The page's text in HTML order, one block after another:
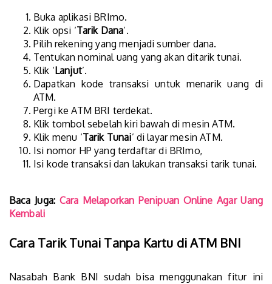
Buka aplikasi BRImo.
Klik opsi ‘Tarik Dana’.
Pilih rekening yang menjadi sumber dana.
Tentukan nominal uang yang akan ditarik tunai.
Klik ‘Lanjut’.
Dapatkan kode transaksi untuk menarik uang di
ATM.
Pergi ke ATM BRI terdekat.
Klik tombol sebelah kiri bawah di mesin ATM.
Klik menu ‘Tarik Tunai’ di layar mesin ATM.
Isi nomor HP yang terdaftar di BRImo,
Isi kode transaksi dan lakukan transaksi tarik tunai.
Baca Juga: Cara Melaporkan Penipuan Online Agar Uang
Kembali
Cara Tarik Tunai Tanpa Kartu di ATM BNI
Nasabah Bank BNI sudah bisa menggunakan fitur ini